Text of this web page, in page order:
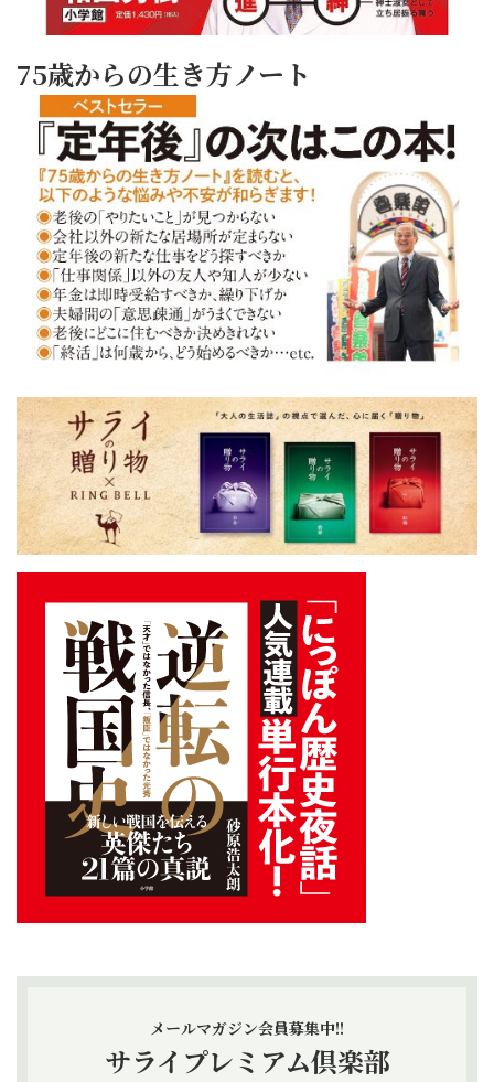
75歳からの生き方ノート
メールマガジン会員募集中!!
サライプレミアム倶楽部